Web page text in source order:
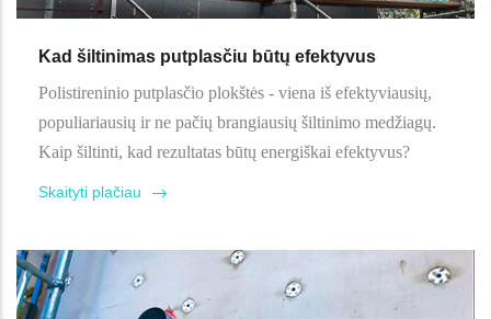
Kad šiltinimas putplasčiu būtų efektyvus
Polistireninio putplasčio plokštės - viena iš efektyviausių,
populiariausių ir ne pačių brangiausių šiltinimo medžiagų.
Kaip šiltinti, kad rezultatas būtų energiškai efektyvus?
Skaityti plačiau